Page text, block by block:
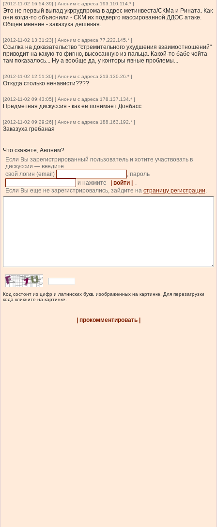
[2012-11-02 16:54:39] [ Аноним с адреса 193.110.114.* ]
Это не первый выпад укррудпрома в адрес метинвеста/СКМа и Рината. Как
они когда-то объяснили - СКМ их подверго массированной ДДОС атаке.
Общее мнение - заказуха дешевая.
[2012-11-02 13:31:23] [ Аноним с адреса 77.222.145.* ]
Ссылка на доказательство "стремительного ухудшения взаимоотношений"
приводит на какую-то фигню, высосанную из пальца. Какой-то бабе чойта
там показалось... Ну а вообще да, у конторы явные проблемы...
[2012-11-02 12:51:30] [ Аноним с адреса 213.130.26.* ]
Откуда столько ненависти????
[2012-11-02 09:43:05] [ Аноним с адреса 178.137.134.* ]
Предметная дискуссия - как ее понимает Донбасс
[2012-11-02 09:29:26] [ Аноним с адреса 188.163.192.* ]
Заказуха гребаная
Что скажете, Аноним?
Если Вы зарегистрированный пользователь и хотите участвовать в
дискуссии — введите
свой логин (email)
, пароль
и нажмите
| войти |
.
Если Вы еще не зарегистрировались, зайдите на страницу регистрации.
Код состоит из цифр и латинских букв, изображенных на картинке. Для перезагрузки
кода кликните на картинке.
| прокомментировать |